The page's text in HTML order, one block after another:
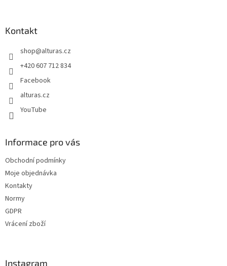
Kontakt
shop@alturas.cz
+420 607 712 834
Facebook
alturas.cz
YouTube
Informace pro vás
Obchodní podmínky
Moje objednávka
Kontakty
Normy
GDPR
Vrácení zboží
Instagram